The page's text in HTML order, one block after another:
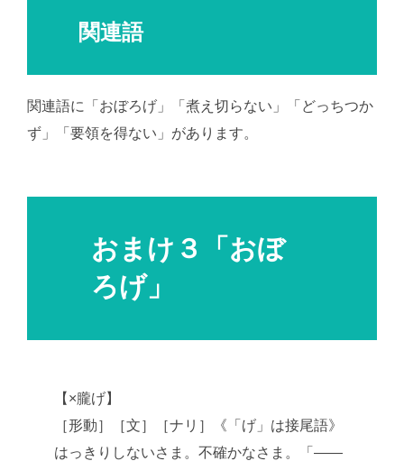
関連語
関連語に「おぼろげ」「煮え切らない」「どっちつか
ず」「要領を得ない」があります。
おまけ３「おぼ
ろげ」
【×朧げ】
［形動］［文］［ナリ］《「げ」は接尾語》
はっきりしないさま。不確かなさま。「――